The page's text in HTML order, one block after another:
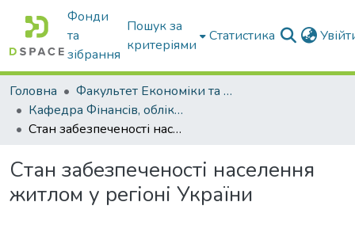
Фонди
та
зібрання
Пошук за
критеріями
Статистика
Головна
Факультет Економіки та бізнесу
Кафедра Фінансів, обліку і оподаткування
Стан забезпеченості населення житлом у регіоні України
Стан забезпеченості населення
житлом у регіоні України